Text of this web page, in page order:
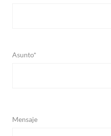
Asunto*
Mensaje